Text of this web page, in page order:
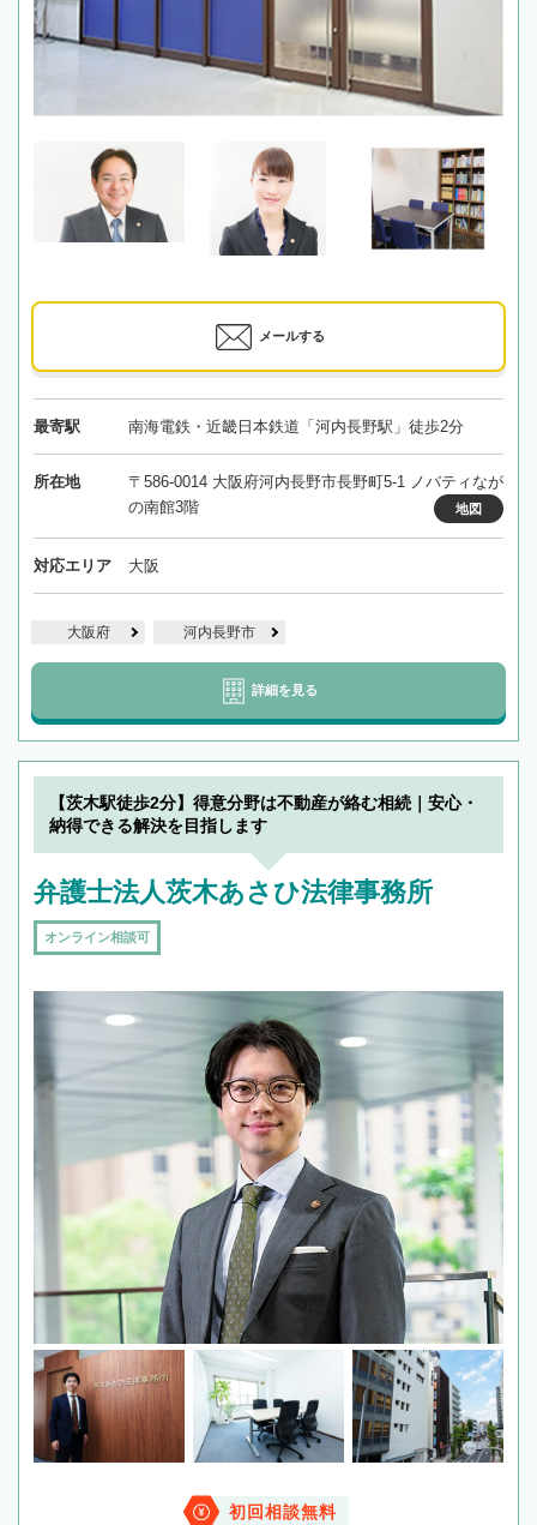
メールする
最寄駅 南海電鉄・近畿日本鉄道「河内長野駅」徒歩2分
所在地
〒586-0014 大阪府河内長野市長野町5-1 ノバティなが
の南館3階
地図
対応エリア 大阪
大阪府 河内長野市
詳細を見る
【茨木駅徒歩2分】得意分野は不動産が絡む相続｜安心・
納得できる解決を目指します
弁護士法人茨木あさひ法律事務所
オンライン相談可
初回相談無料